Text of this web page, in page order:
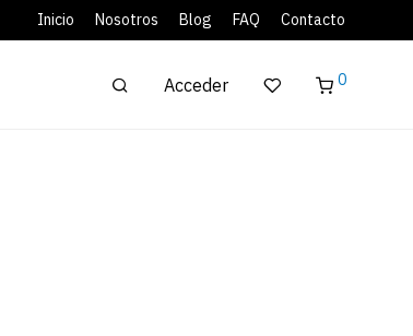
Inicio Nosotros Blog FAQ Contacto
Acceder 0